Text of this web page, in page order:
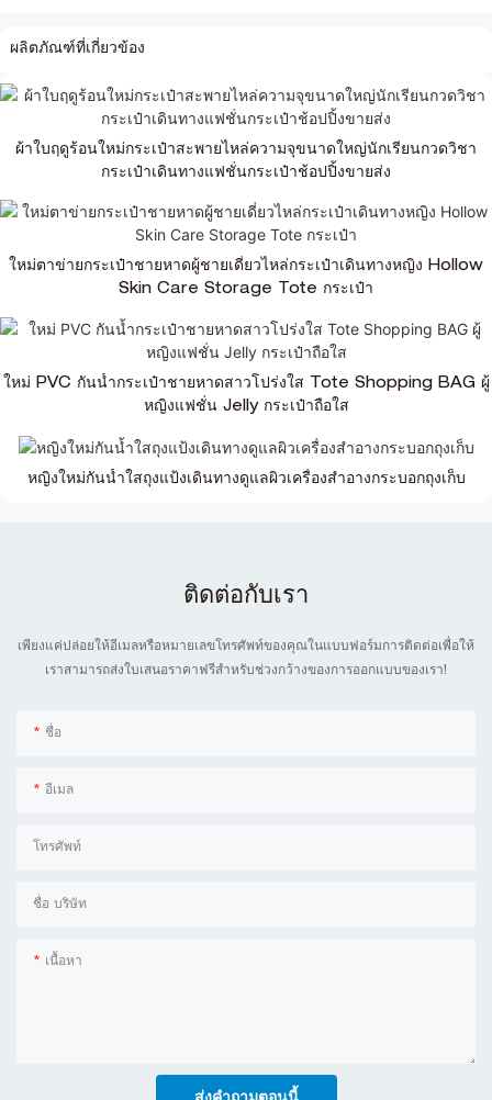
ผลิตภัณฑ์ที่เกี่ยวข้อง
ผ้าใบฤดูร้อนใหม่กระเป๋าสะพายไหล่ความจุขนาดใหญ่นักเรียนกวดวิชา
กระเป๋าเดินทางแฟชั่นกระเป๋าช้อปปิ้งขายส่ง
ใหม่ตาข่ายกระเป๋าชายหาดผู้ชายเดี่ยวไหล่กระเป๋าเดินทางหญิง Hollow
Skin Care Storage Tote กระเป๋า
ใหม่ PVC กันน้ำกระเป๋าชายหาดสาวโปร่งใส Tote Shopping BAG ผู้
หญิงแฟชั่น Jelly กระเป๋าถือใส
หญิงใหม่กันน้ำใสถุงแป้งเดินทางดูแลผิวเครื่องสำอางกระบอกถุงเก็บ
ติดต่อกับเรา
เพียงแค่ปล่อยให้อีเมลหรือหมายเลขโทรศัพท์ของคุณในแบบฟอร์มการติดต่อเพื่อให้
เราสามารถส่งใบเสนอราคาฟรีสำหรับช่วงกว้างของการออกแบบของเรา!
ชื่อ
อีเมล
โทรศัพท์
ชื่อ บริษัท
เนื้อหา